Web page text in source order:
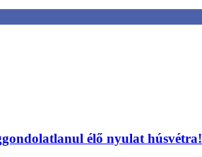
élő nyulat húsvétra!